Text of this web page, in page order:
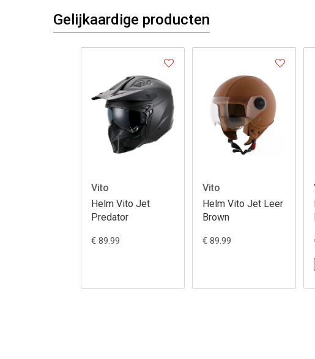
Gelijkaardige producten
Vito
Helm Vito Jet
Predator
€ 89.99
Vito
Helm Vito Jet Leer
Brown
€ 89.99